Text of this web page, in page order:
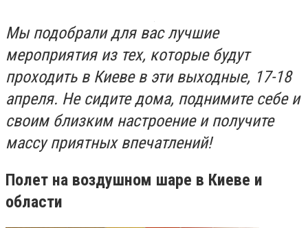
Мы подобрали для вас лучшие
мероприятия из тех, которые будут
проходить в Киеве в эти выходные, 17-18
апреля. Не сидите дома, поднимите себе и
своим близким настроение и получите
массу приятных впечатлений!
Полет на воздушном шаре в Киеве и
области